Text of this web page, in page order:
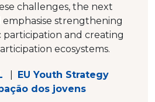
challenges, the next
strengthening
participation and creating
ecosystems.
EU Youth Strategy
dos jovens